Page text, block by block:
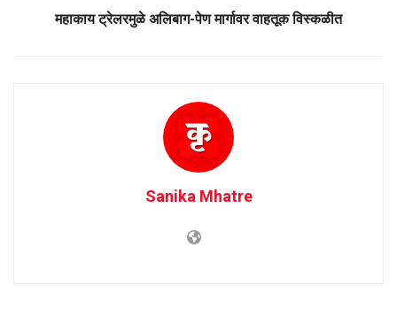
महाकाय ट्रेलरमुळे अलिबाग-पेण मार्गावर वाहतूक विस्कळीत
Sanika Mhatre